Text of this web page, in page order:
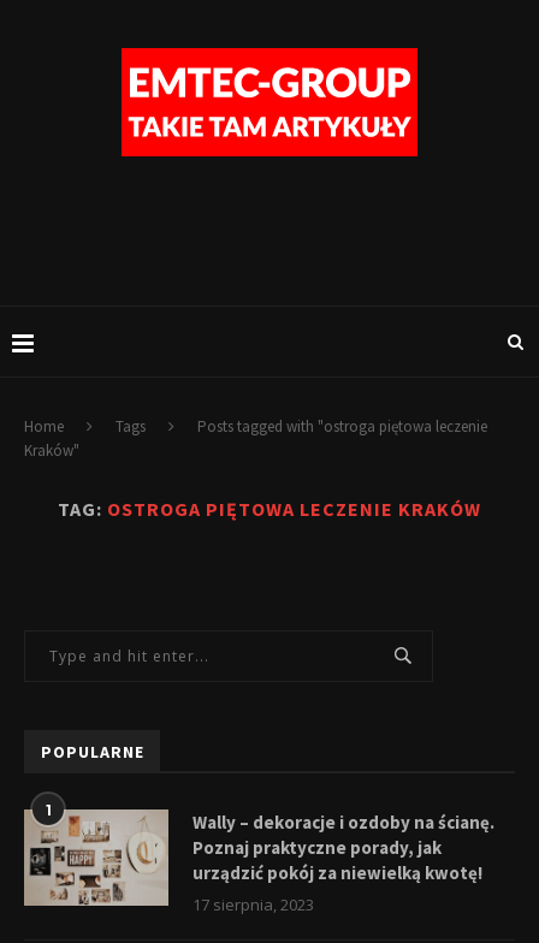
Home Tags
Posts tagged with "ostroga piętowa leczenie
Kraków"
TAG: OSTROGA PIĘTOWA LECZENIE KRAKÓW
POPULARNE
1
Wally – dekoracje i ozdoby na ścianę.
Poznaj praktyczne porady, jak
urządzić pokój za niewielką kwotę!
17 sierpnia, 2023